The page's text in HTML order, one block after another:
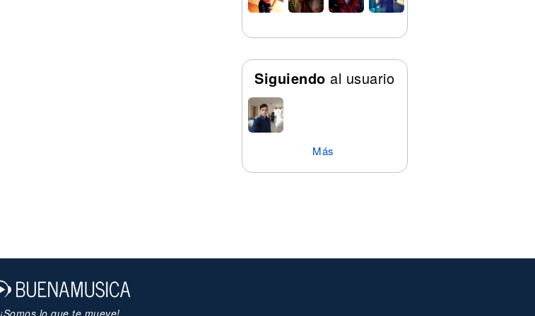
Siguiendo al usuario
Más
¡Somos lo que te mueve!